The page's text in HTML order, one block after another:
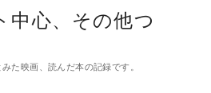
中心、その他つ
た映画、読んだ本の記録です。